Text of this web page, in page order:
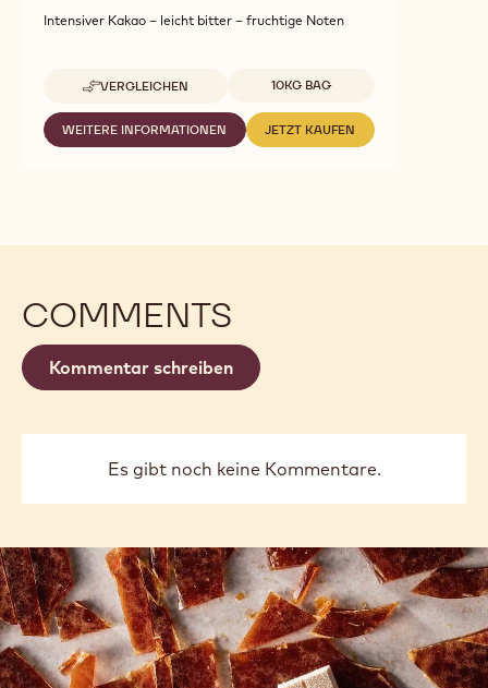
Intensiver Kakao – leicht bitter – fruchtige Noten
VERGLEICHEN
-
L-
60-
40
Verfügbare Verpackungsgrößen
10KG BAG
WEITERE INFORMATIONEN
-
JETZT KAUFEN
-
COMMENTS
Kommentar schreiben
Es gibt noch keine Kommentare.